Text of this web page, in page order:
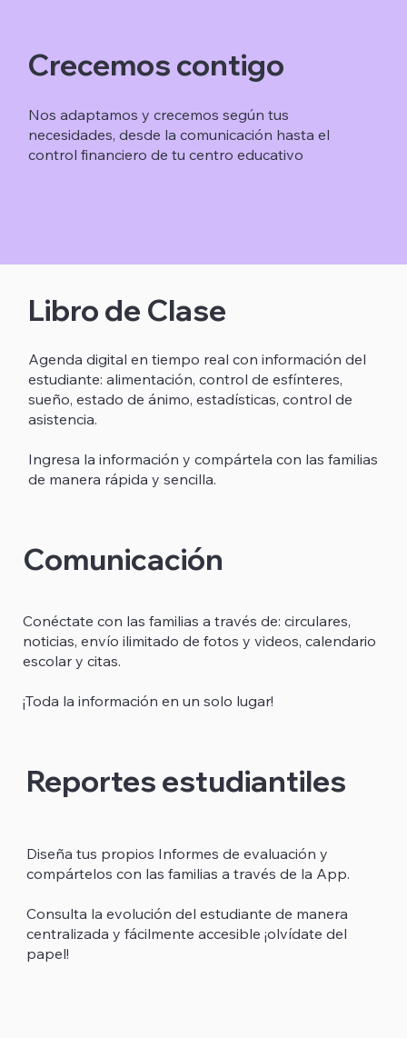
Crecemos contigo
Nos adaptamos y crecemos según tus
necesidades, desde la comunicación hasta el
control financiero de tu centro educativo
Agenda digital en tiempo real con información del
estudiante: alimentación, control de esfínteres,
sueño, estado de ánimo, estadísticas, control de
asistencia.
Ingresa la información y compártela con las familias
de manera rápida y sencilla.
Libro de Clase
Comunicación
Conéctate con las familias a través de: circulares,
noticias, envío ilimitado de fotos y videos, calendario
escolar y citas.
¡Toda la información en un solo lugar!
Diseña tus propios Informes de evaluación y
compártelos con las familias a través de la App.
Consulta la evolución del estudiante de manera
centralizada y fácilmente accesible ¡olvídate del
papel!​
Reportes estudiantiles